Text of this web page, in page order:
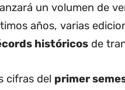
un volumen de
años, varias
históricos de
cifras del primer